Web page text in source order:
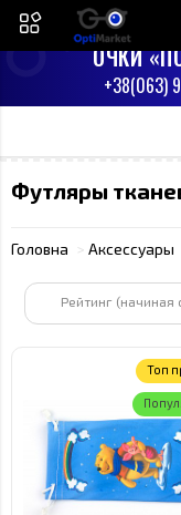
ПН-СБ С 9:00 ДО 17:00
ВС - ВЫХОДНЫЙ
ОЧКИ
+38(063)
Футляры
Головна Аксессуары
Рейтинг (начиная
Топ